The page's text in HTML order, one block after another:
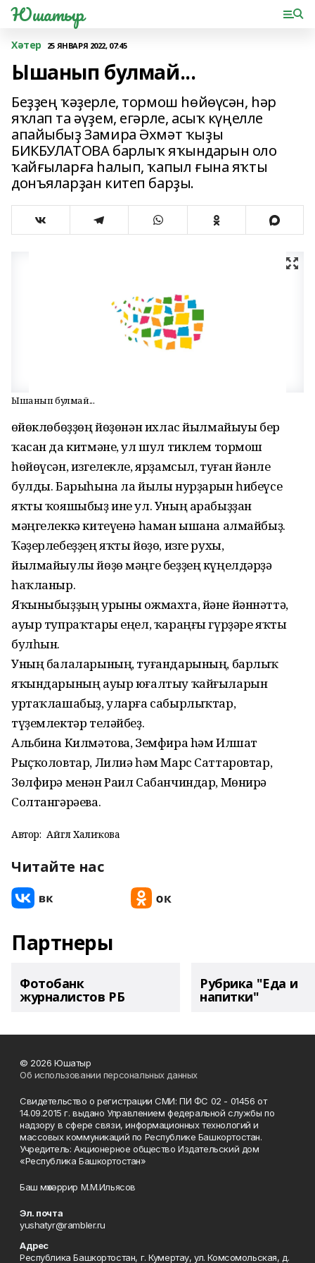
Юшатыр
Хәтер 25 ЯНВАРЯ 2022, 07:45
Ышанып булмай...
Беҙҙең ҡәҙерле, тормош һөйөүсән, һәр
яҡлап та әүҙем, егәрле, асыҡ күңелле
апайыбыҙ Замира Әхмәт ҡыҙы
БИКБУЛАТОВА барлыҡ яҡындарын оло
ҡайғыларға һалып, ҡапыл ғына яҡты
донъяларҙан китеп барҙы.
Ышанып булмай...
Һөйөклөбөҙҙөң йөҙөнән ихлас йылмайыуы бер
ҡасан да китмәне, ул шул тиклем тормош
һөйөүсән, изгелекле, ярҙамсыл, туған йәнле
булды. Барыһына ла йылы нурҙарын һибеүсе
яҡты ҡояшыбыҙ ине ул. Уның арабыҙҙан
мәңгелеккә китеүенә һаман ышана алмайбыҙ.
Ҡәҙерлебеҙҙең яҡты йөҙө, изге рухы,
йылмайыулы йөҙө мәңге беҙҙең күңелдәрҙә
һаҡланыр.
Яҡыныбыҙҙың урыны ожмахта, йәне йәннәттә,
ауыр тупраҡтары еңел, ҡараңғы гүрҙәре яҡты
булһын.
Уның балаларының, туғандарының, барлыҡ
яҡындарының ауыр юғалтыу ҡайғыларын
уртаҡлашабыҙ, уларға сабырлыҡтар,
түҙемлектәр теләйбеҙ.
Альбина Килмәтова, Земфира hәм Илшат
Рыҫҡоловтар, Лилиә һәм Марс Саттаровтар,
Зөлфирә менән Раил Сабанчиндар, Мөнирә
Солтангәрәева.
Автор: Айгөл Халиҡова
Читайте нас
Партнеры
Фотобанк
журналистов РБ
Рубрика "Еда и
напитки"
© 2026 Юшатыр
Об использовании персональных данных
Свидетельство о регистрации СМИ: ПИ ФС 02 - 01456 от
14.09.2015 г. выдано Управлением федеральной службы по
надзору в сфере связи, информационных технологий и
массовых коммуникаций по Республике Башкортостан.
Учредитель: Акционерное общество Издательский дом
«Республика Башкортостан»
Баш мөхәррир М.М.Ильясов
Эл. почта
yushatyr@rambler.ru
Адрес
Республика Башкортостан, г. Кумертау, ул. Комсомольская, д.